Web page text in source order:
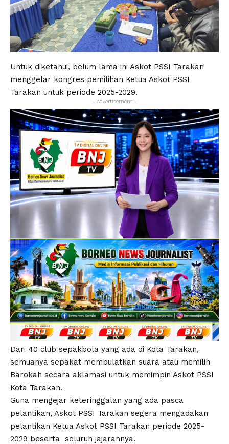
Untuk diketahui, belum lama ini Askot PSSI Tarakan
menggelar kongres pemilihan Ketua Askot PSSI
Tarakan untuk periode 2025-2029.
- Advertisement -
Dari 40 club sepakbola yang ada di Kota Tarakan,
semuanya sepakat membulatkan suara atau memilih
Barokah secara aklamasi untuk memimpin Askot PSSI
Kota Tarakan.
Guna mengejar keteringgalan yang ada pasca
pelantikan, Askot PSSI Tarakan segera mengadakan
pelantikan Ketua Askot PSSI Tarakan periode 2025-
2029 beserta seluruh jajarannya.